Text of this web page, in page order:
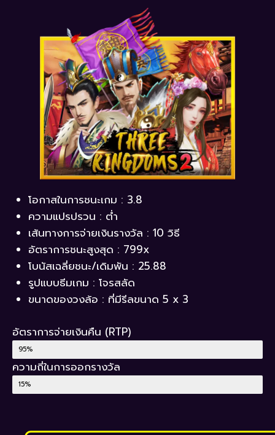
โอกาสในการชนะเกม : 3.8
ความแปรปรวน : ต่ำ
เส้นทางการจ่ายเงินรางวัล : 10 วิธี
อัตราการชนะสูงสุด : 799x
โบนัสเฉลี่ยชนะ/เดิมพัน : 25.88
รูปแบบธีมเกม : โจรสลัด
ขนาดของวงล้อ : ที่มีรีลขนาด 5 x 3
อัตราการจ่ายเงินคืน (RTP)
Return to Player
95%
ความถี่ในการออกรางวัล
Hit Frequency
15%